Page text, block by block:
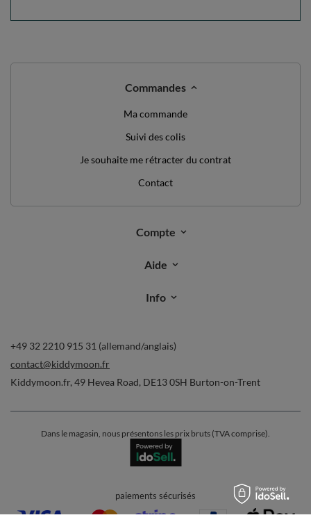
Commandes
Ma commande
Suivi des colis
Je souhaite me rétracter du contrat
Contact
Compte
Aide
Info
+49 32 2210 915 31 (allemand/anglais)
contact@kiddymoon.fr
Kiddymoon.fr, 49 Hevea Road, DE13 0SH Burton-on-Trent
Dans le magasin, nous présentons les prix bruts (TVA comprise).
paiements sécurisés